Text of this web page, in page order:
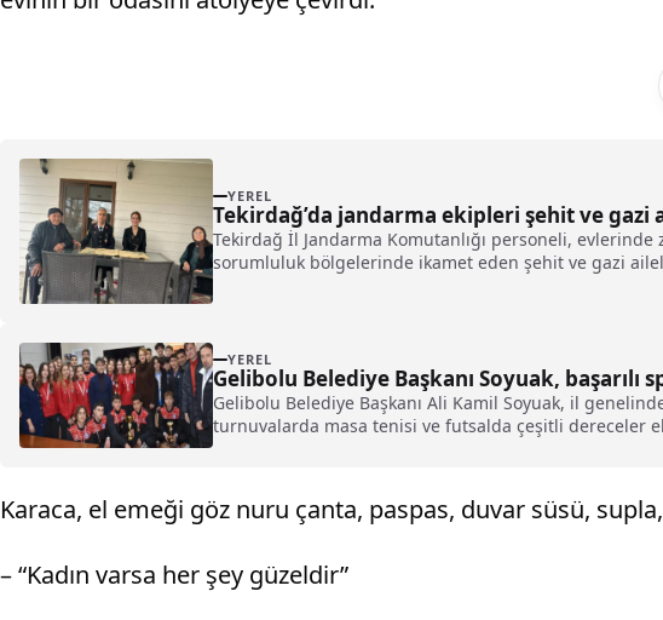
YEREL
Tekirdağ’da jandarma ekipleri şehit ve
Tekirdağ İl Jandarma Komutanlığı personeli,
sorumluluk bölgelerinde ikamet eden şehit ve gazi
YEREL
Gelibolu Belediye Başkanı Soyuak, başarılı
Gelibolu Belediye Başkanı Ali Kamil Soyuak, il
turnuvalarda masa tenisi ve futsalda çeşitli dereceler
Karaca, el emeği göz nuru çanta, paspas, duvar süsü,
– “Kadın varsa her şey güzeldir”